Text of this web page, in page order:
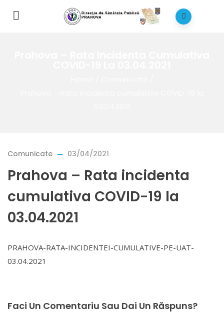
Comunicate 03/04/2021
Prahova – Rata incidenta
cumulativa COVID-19 la
03.04.2021
PRAHOVA-RATA-INCIDENTEI-CUMULATIVE-PE-UAT-
03.04.2021
Faci Un Comentariu Sau Dai Un Răspuns?